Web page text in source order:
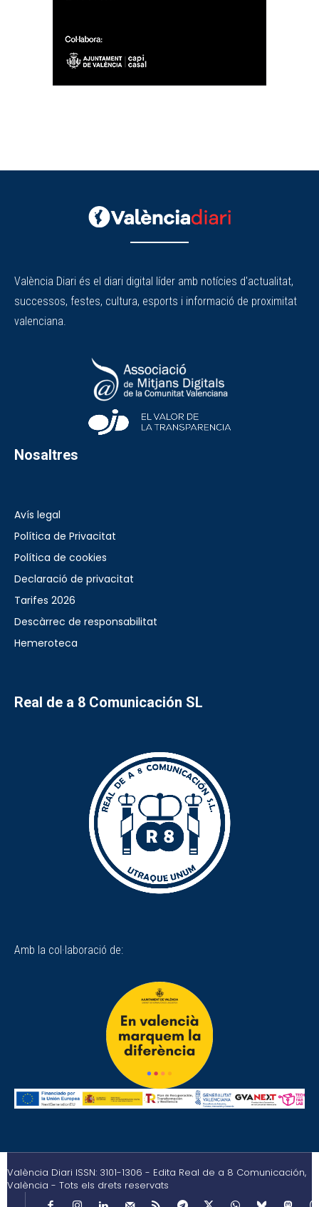
València Diari és el diari digital líder amb notícies d'actualitat,
successos, festes, cultura, esports i informació de proximitat
valenciana.
Nosaltres
Avís legal
Política de Privacitat
Política de cookies
Declaració de privacitat
Tarifes 2026
Descàrrec de responsabilitat
Hemeroteca
Real de a 8 Comunicación SL
Amb la col·laboració de:
València Diari ISSN: 3101-1306 - Edita Real de a 8 Comunicación,
València - Tots els drets reservats